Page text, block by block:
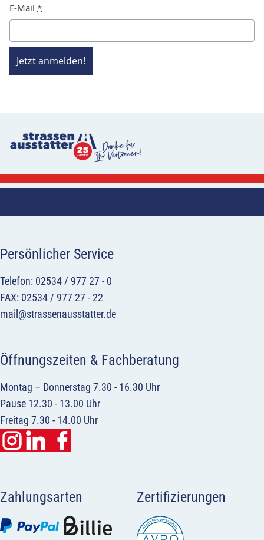
E-Mail *
Jetzt anmelden!
Persönlicher Service
Telefon: 02534 / 977 27 - 0
FAX: 02534 / 977 27 - 22
mail@strassenausstatter.de
Öffnungszeiten & Fachberatung
Montag – Donnerstag 7.30 - 16.30 Uhr
Pause 12.30 - 13.00 Uhr
Freitag 7.30 - 14.00 Uhr
Zahlungsarten Zertifizierungen